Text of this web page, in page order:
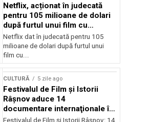
Netflix, acționat în judecată
pentru 105 milioane de dolari
după furtul unui film cu
Nicolas Cage
Netflix dat în judecată pentru 105
milioane de dolari după furtul unui
film cu...
CULTURĂ 5 zile ago
Festivalul de Film şi Istorii
Râşnov aduce 14
documentare internaţionale în
premieră
Festivalul de Film şi Istorii Râşnov: 14